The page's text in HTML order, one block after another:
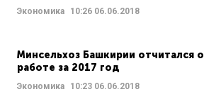
Экономика 10:26 06.06.2018
Минсельхоз Башкирии отчитался о
работе за 2017 год
Экономика 10:23 06.06.2018